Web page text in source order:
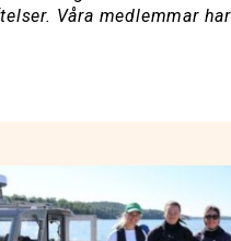
Våra medlemmar har